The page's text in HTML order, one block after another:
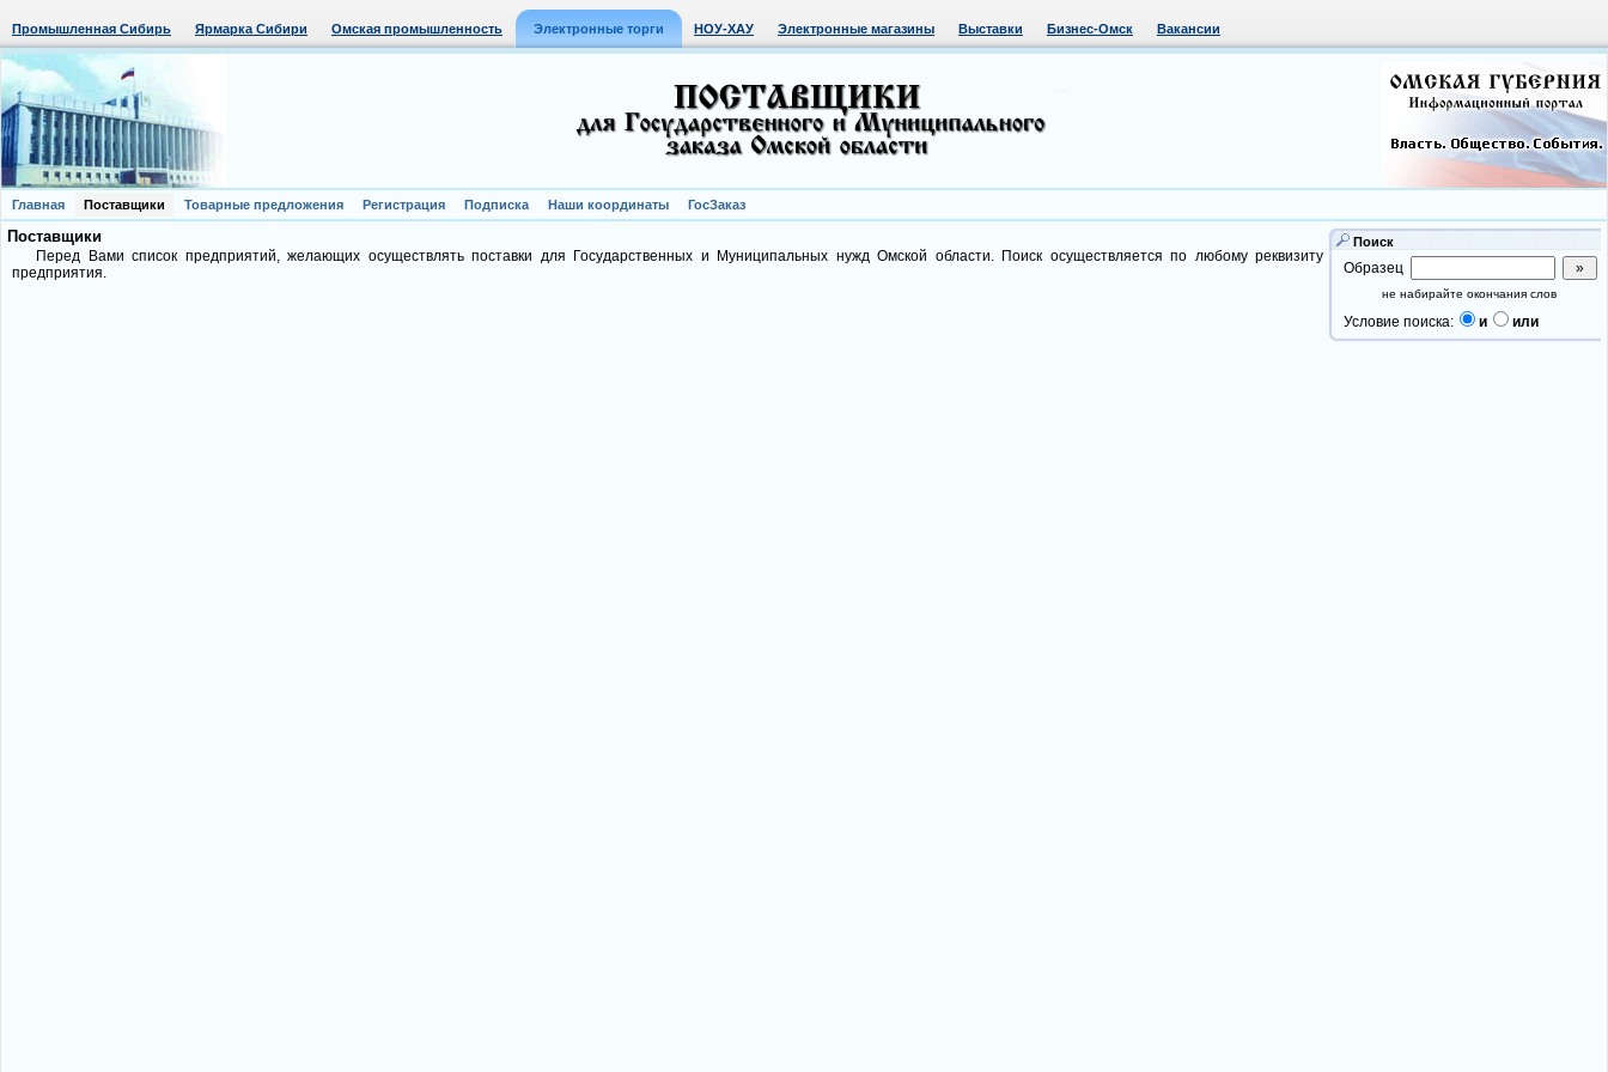
Промышленная Сибирь Ярмарка Сибири Омская промышленность Электронные торги НОУ-ХАУ Электронные магазины Выставки Бизнес-Омск Вакансии
Главная Поставщики Товарные предложения Регистрация Подписка Наши координаты ГосЗаказ
Поставщики
Перед Вами список предприятий, желающих осуществлять поставки для Государственных и Муниципальных нужд Омской области. Поиск осуществляется по любому реквизиту
предприятия.
Поиск
Образец
не набирайте окончания слов
Условие поиска: и или